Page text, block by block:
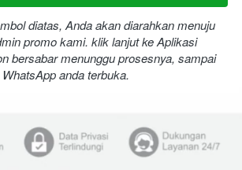
diatas, Anda akan diarahkan menuju
promo kami. klik lanjut ke Aplikasi
bersabar menunggu prosesnya, sampai
WhatsApp anda terbuka.